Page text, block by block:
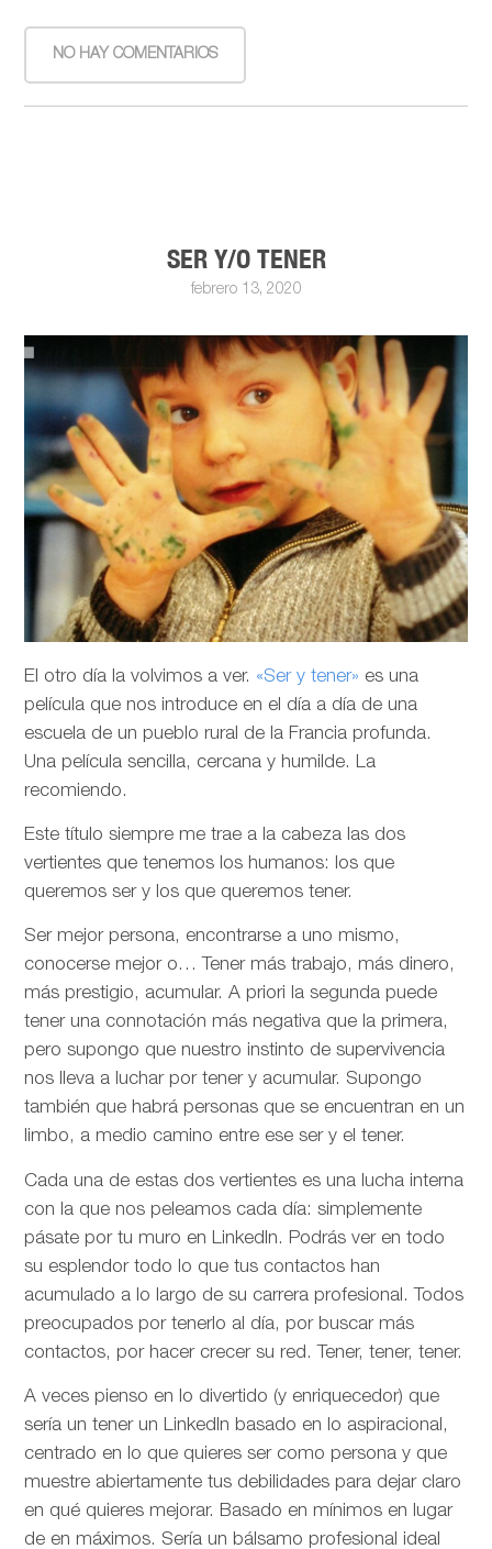
NO HAY COMENTARIOS
SER Y/O TENER
febrero 13, 2020
El otro día la volvimos a ver. «Ser y tener» es una
película que nos introduce en el día a día de una
escuela de un pueblo rural de la Francia profunda.
Una película sencilla, cercana y humilde. La
recomiendo.
Este título siempre me trae a la cabeza las dos
vertientes que tenemos los humanos: los que
queremos ser y los que queremos tener.
Ser mejor persona, encontrarse a uno mismo,
conocerse mejor o… Tener más trabajo, más dinero,
más prestigio, acumular. A priori la segunda puede
tener una connotación más negativa que la primera,
pero supongo que nuestro instinto de supervivencia
nos lleva a luchar por tener y acumular. Supongo
también que habrá personas que se encuentran en un
limbo, a medio camino entre ese ser y el tener.
Cada una de estas dos vertientes es una lucha interna
con la que nos peleamos cada día: simplemente
pásate por tu muro en LinkedIn. Podrás ver en todo
su esplendor todo lo que tus contactos han
acumulado a lo largo de su carrera profesional. Todos
preocupados por tenerlo al día, por buscar más
contactos, por hacer crecer su red. Tener, tener, tener.
A veces pienso en lo divertido (y enriquecedor) que
sería un tener un LinkedIn basado en lo aspiracional,
centrado en lo que quieres ser como persona y que
muestre abiertamente tus debilidades para dejar claro
en qué quieres mejorar. Basado en mínimos en lugar
de en máximos. Sería un bálsamo profesional ideal